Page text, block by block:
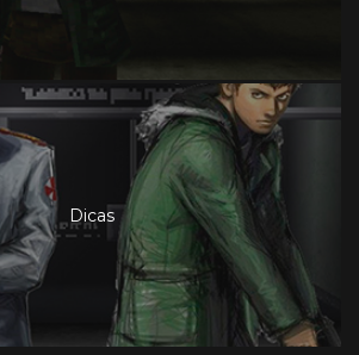
Dicas